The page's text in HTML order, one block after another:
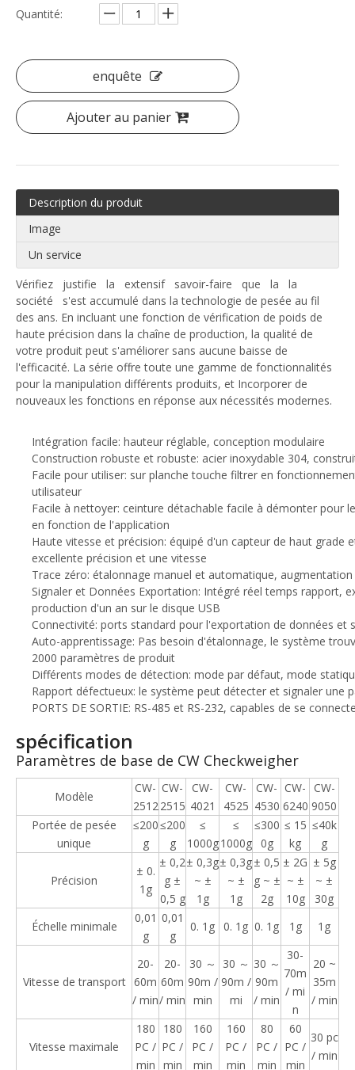
Quantité:
enquête
Ajouter au panier
Description du produit
Image
Un service
Vérifiez justifie la extensif savoir-faire que la la
société s'est accumulé dans la technologie de pesée au fil
des ans. En incluant une fonction de vérification de poids de
haute précision dans la chaîne de production, la qualité de
votre produit peut s'améliorer sans aucune baisse de
l'efficacité. La série offre toute une gamme de fonctionnalités
pour la manipulation différents produits, et Incorporer de
nouveaux les fonctions en réponse aux nécessités modernes.
Intégration facile: hauteur réglable, conception modulaire
Construction robuste et robuste: acier inoxydable 304,
Facile pour utiliser: sur planche touche filtrer en
utilisateur
Facile à nettoyer: ceinture détachable facile à démonter pour
en fonction de l'application
Haute vitesse et précision: équipé d'un capteur de haut grade
excellente précision et une vitesse
Trace zéro: étalonnage manuel et automatique,
Signaler et Données Exportation: Intégré réel temps rapport,
production d'un an sur le disque USB
Connectivité: ports standard pour l'exportation de données et
Auto-apprentissage: Pas besoin d'étalonnage, le système
2000 paramètres de produit
Différents modes de détection: mode par défaut,
Rapport défectueux: le système peut détecter et signaler
PORTS DE SORTIE: RS-485 et RS-232, capables de se
spécification
Paramètres de base de CW Checkweigher
Modèle
CW-
2512
CW-
2515
CW-
4021
CW-
4525
CW-
4530
CW-
6240
CW-
9050
Portée de pesée
unique
≤200
g
≤200
g
≤
1000g
≤
1000g
≤300
0g
≤ 15
kg
≤40k
g
Précision
± 0.
1g
± 0,2
g ±
0,5 g
± 0,3g
~ ±
1g
± 0,3g
~ ±
1g
± 0,5
g ~ ±
2g
± 2G
~ ±
10g
± 5g
~ ±
30g
Échelle minimale
0,01
g
0,01
g
0. 1g 0. 1g 0. 1g 1g 1g
Vitesse de transport
20-
60m
/ min
20-
60m
/ min
30 ～
90m /
min
30 ～
90m /
mi
30 ～
90m
/ min
30-
70m
/ mi
n
20 ~
35m
/ min
Vitesse maximale
180
PC /
min
180
PC /
min
160
PC /
min
160
PC /
min
80
PC /
min
60
PC /
min
30 pc
/ min